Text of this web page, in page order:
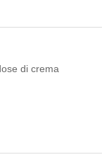
di crema